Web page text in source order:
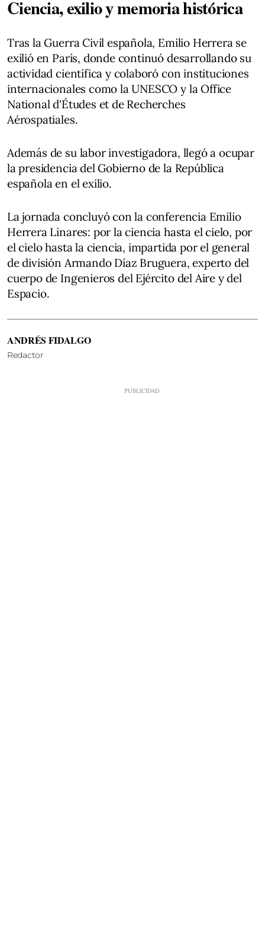
Ciencia, exilio y memoria histórica
Tras la Guerra Civil española, Emilio Herrera se
exilió en París, donde continuó desarrollando su
actividad científica y colaboró con instituciones
internacionales como la UNESCO y la Office
National d'Études et de Recherches
Aérospatiales.
Además de su labor investigadora, llegó a ocupar
la presidencia del Gobierno de la República
española en el exilio.
La jornada concluyó con la conferencia Emilio
Herrera Linares: por la ciencia hasta el cielo, por
el cielo hasta la ciencia, impartida por el general
de división Armando Díaz Bruguera, experto del
cuerpo de Ingenieros del Ejército del Aire y del
Espacio.
ANDRÉS FIDALGO
Redactor